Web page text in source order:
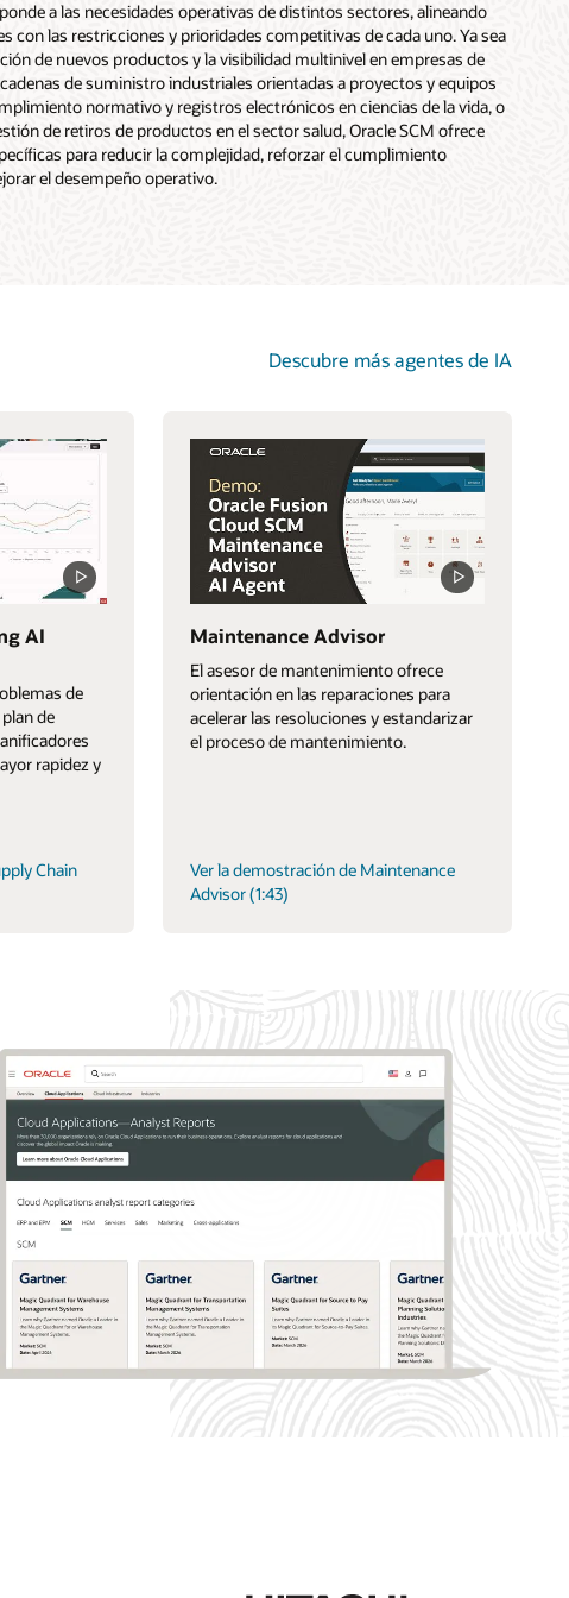
a las necesidades operativas de distintos sectores, alineando
con las restricciones y prioridades competitivas de cada uno. Ya sea
de nuevos productos y la visibilidad multinivel en empresas de
de suministro industriales orientadas a proyectos y equipos
normativo y registros electrónicos en ciencias de la vida, o
de retiros de productos en el sector salud, Oracle SCM ofrece
para reducir la complejidad, reforzar el cumplimiento
el desempeño operativo.
Descubre más agentes de IA
AI
de
de
rapidez y
Chain
Maintenance Advisor
El asesor de mantenimiento ofrece
orientación en las reparaciones para
acelerar las resoluciones y estandarizar
el proceso de mantenimiento.
Ver la demostración de Maintenance
Advisor (1:43)